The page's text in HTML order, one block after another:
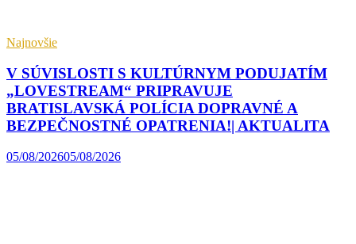
Najnovšie
V SÚVISLOSTI S KULTÚRNYM PODUJATÍM
„LOVESTREAM“ PRIPRAVUJE
BRATISLAVSKÁ POLÍCIA DOPRAVNÉ A
BEZPEČNOSTNÉ OPATRENIA!| AKTUALITA
05/08/202605/08/2026